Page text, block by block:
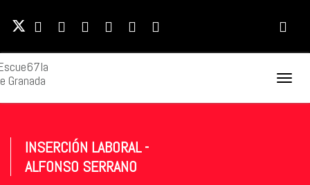
Movil
INSERCIÓN LABORAL -
ALFONSO SERRANO